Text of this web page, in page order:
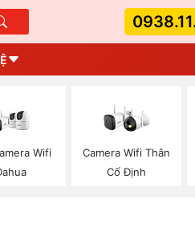
Wifi
Camera Wifi Thân
Cố Định